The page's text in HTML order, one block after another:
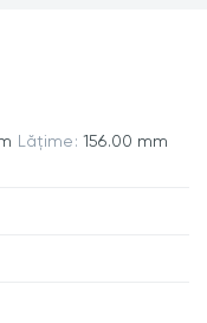
Lățime: 156.00 mm